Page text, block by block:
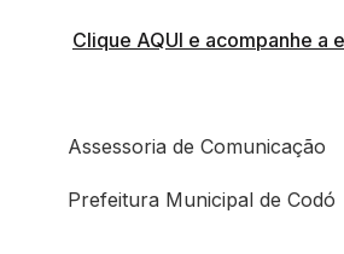
Clique AQUI e acompanhe a
Assessoria de Comunicação
Prefeitura Municipal de Codó